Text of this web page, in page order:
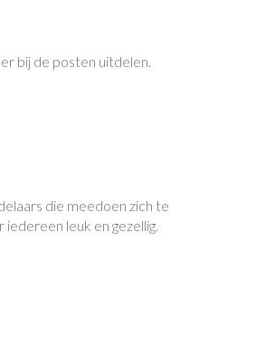
bij de posten uitdelen.
die meedoen zich te
leuk en gezellig.